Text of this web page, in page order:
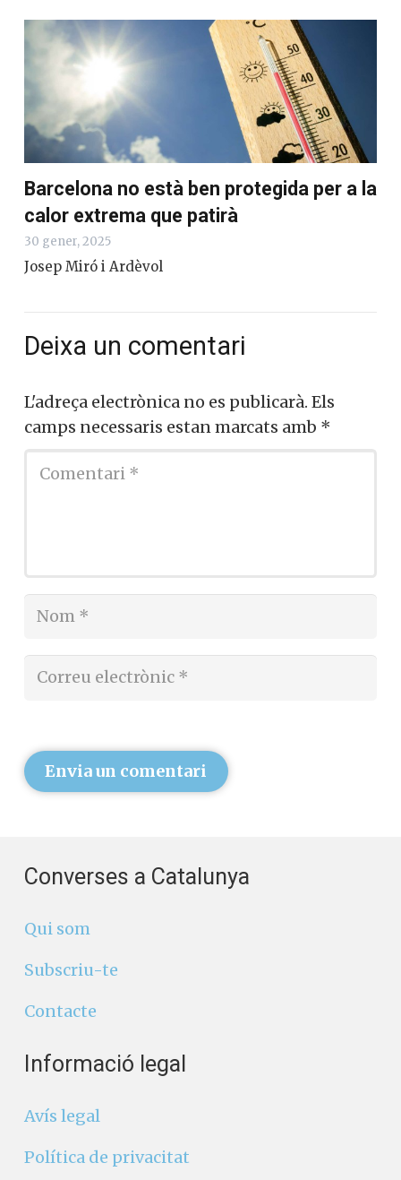
Barcelona no està ben protegida per a la
calor extrema que patirà
30 gener, 2025
Josep Miró i Ardèvol
Deixa un comentari
L'adreça electrònica no es publicarà. Els
camps necessaris estan marcats amb *
Envia un comentari
Converses a Catalunya
Qui som
Subscriu-te
Contacte
Informació legal
Avís legal
Política de privacitat